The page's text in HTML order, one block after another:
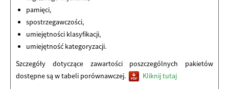
pamięci,
spostrzegawczości,
umiejętności klasyfikacji,
umiejętność kategoryzacji.
Szczegóły dotyczące zawartości poszczególnych pakietów
dostępne są w tabeli porównawczej.
Kliknij tutaj